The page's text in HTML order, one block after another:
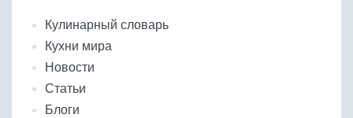
Кулинарный словарь
Кухни мира
Новости
Статьи
Блоги